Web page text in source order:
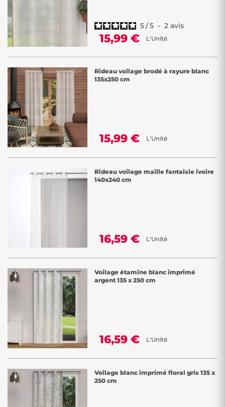
5/5 - 2 avis
15,99 € L'Unité
Rideau voilage brodé à rayure blanc
135x250 cm
15,99 € L'Unité
Rideau voilage maille fantaisie ivoire
140x240 cm
16,59 € L'Unité
Voilage étamine blanc imprimé
argent 135 x 250 cm
16,59 € L'Unité
Voilage blanc imprimé floral gris 135 x
250 cm